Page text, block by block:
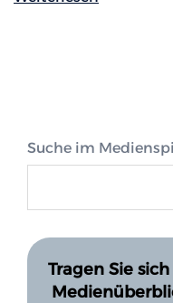
Suche im
Tragen Sie